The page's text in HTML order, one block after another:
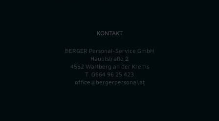
KONTAKT
BERGER Personal-Service GmbH
Hauptstraße 2
4552 Wartberg an der Krems
T 0664 96 25 423
office@bergerpersonal.at